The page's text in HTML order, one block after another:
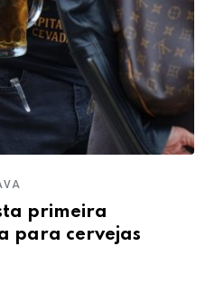
primeira
para cervejas